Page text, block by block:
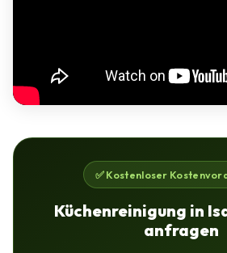
✅ Kostenloser
Küchenreinigung in
anfragen